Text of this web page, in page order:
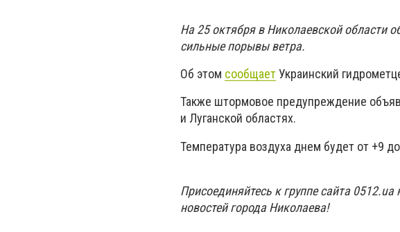
На 25 октября в Николаевской области
сильные порывы ветра.
Об этом сообщаетУкраинский
Также штормовое предупреждение
и Луганской областях.
Температура воздуха днем будет от +9
Присоединяйтесь к группе сайта 0512.ua
новостей города Николаева!